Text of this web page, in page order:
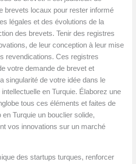
brevets locaux pour rester informé
légales et des évolutions de la
des brevets. Tenir des registres
de leur conception à leur mise
revendications. Ces registres
votre demande de brevet et
singularité de votre idée dans le
en Turquie. Élaborez une
tous ces éléments et faites de
Turquie un bouclier solide,
vos innovations sur un marché
des startups turques, renforcer